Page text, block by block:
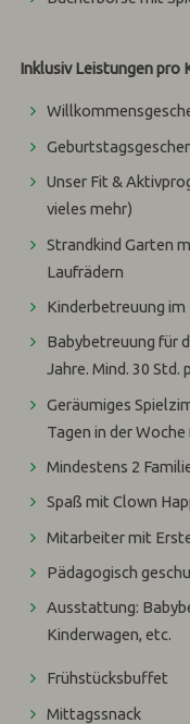
Inklusiv Leistungen pro
Unser Fit &
vieles mehr)
Strandkind Garten
Laufrädern
Kinderbetreuung im
Babybetreuung für
Jahre. Mind. 30 Std.
Geräumiges
Tagen in der
Mindestens 2
Spaß mit Clown
Mitarbeiter mit
Pädagogisch
Ausstattung:
Kinderwagen, etc.
Frühstücksbuffet
Mittagssnack